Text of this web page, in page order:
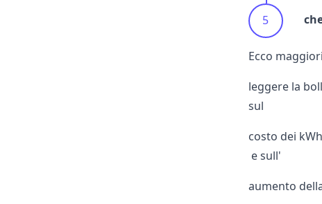
Ecco
leggere la
sul
costo dei kWh
e sull'
aumento